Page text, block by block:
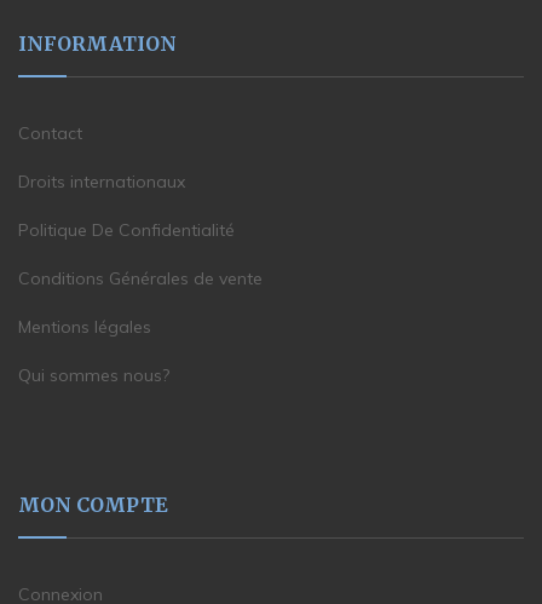
INFORMATION
Contact
Droits internationaux
Politique De Confidentialité
Conditions Générales de vente
Mentions légales
Qui sommes nous?
MON COMPTE
Connexion